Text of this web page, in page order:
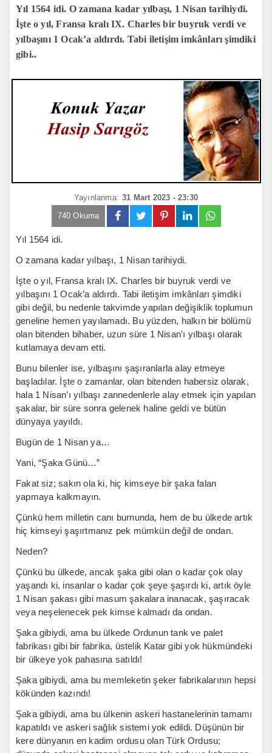
Yıl 1564 idi. O zamana kadar yılbaşı, 1 Nisan tarihiydi.
İşte o yıl, Fransa kralı IX. Charles bir buyruk verdi ve
yılbaşını 1 Ocak’a aldırdı. Tabi iletişim imkânları şimdiki
gibi..
Yayınlanma: 31 Mart 2023 - 23:30
740 Okuma
Yıl 1564 idi.
O zamana kadar yılbaşı, 1 Nisan tarihiydi.
İşte o yıl, Fransa kralı IX. Charles bir buyruk verdi ve
yılbaşını 1 Ocak’a aldırdı. Tabi iletişim imkânları şimdiki
gibi değil, bu nedenle takvimde yapılan değişiklik toplumun
geneline hemen yayılamadı. Bu yüzden, halkın bir bölümü
olan bitenden bihaber, uzun süre 1 Nisan’ı yılbaşı olarak
kutlamaya devam etti.
Bunu bilenler ise, yılbaşını şaşıranlarla alay etmeye
başladılar. İşte o zamanlar, olan bitenden habersiz olarak,
hala 1 Nisan’ı yılbaşı zannedenlerle alay etmek için yapılan
şakalar, bir süre sonra gelenek haline geldi ve bütün
dünyaya yayıldı.
Bugün de 1 Nisan ya…
Yani, “Şaka Günü…”
Fakat siz; sakın ola ki, hiç kimseye bir şaka falan
yapmaya kalkmayın.
Çünkü hem milletin canı burnunda, hem de bu ülkede artık
hiç kimseyi şaşırtmanız pek mümkün değil de ondan.
Neden?
Çünkü bu ülkede, ancak şaka gibi olan o kadar çok olay
yaşandı ki, insanlar o kadar çok şeye şaşırdı ki, artık öyle
1 Nisan şakası gibi masum şakalara inanacak, şaşıracak
veya neşelenecek pek kimse kalmadı da ondan.
Şaka gibiydi, ama bu ülkede Ordunun tank ve palet
fabrikası gibi bir fabrika, üstelik Katar gibi yok hükmündeki
bir ülkeye yok pahasına satıldı!
Şaka gibiydi, ama bu memleketin şeker fabrikalarının hepsi
kökünden kazındı!
Şaka gibiydi, ama bu ülkenin askeri hastanelerinin tamamı
kapatıldı ve askeri sağlık sistemi yok edildi. Düşünün bir
kere dünyanın en kadim ordusu olan Türk Ordusu;